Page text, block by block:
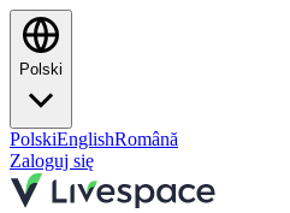
Polski
PolskiEnglishRomână
Zaloguj się